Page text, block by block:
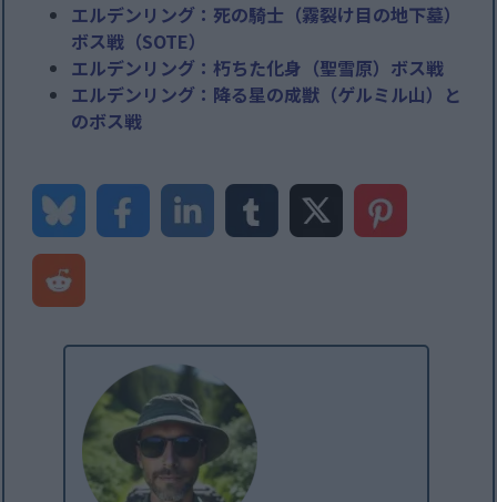
エルデンリング：死の騎士（霧裂け目の地下墓）
ボス戦（SOTE）
エルデンリング：朽ちた化身（聖雪原）ボス戦
エルデンリング：降る星の成獣（ゲルミル山）と
のボス戦